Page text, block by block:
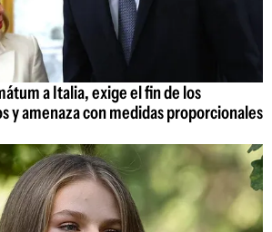
a Italia, exige el fin de los
y amenaza con medidas proporcionales